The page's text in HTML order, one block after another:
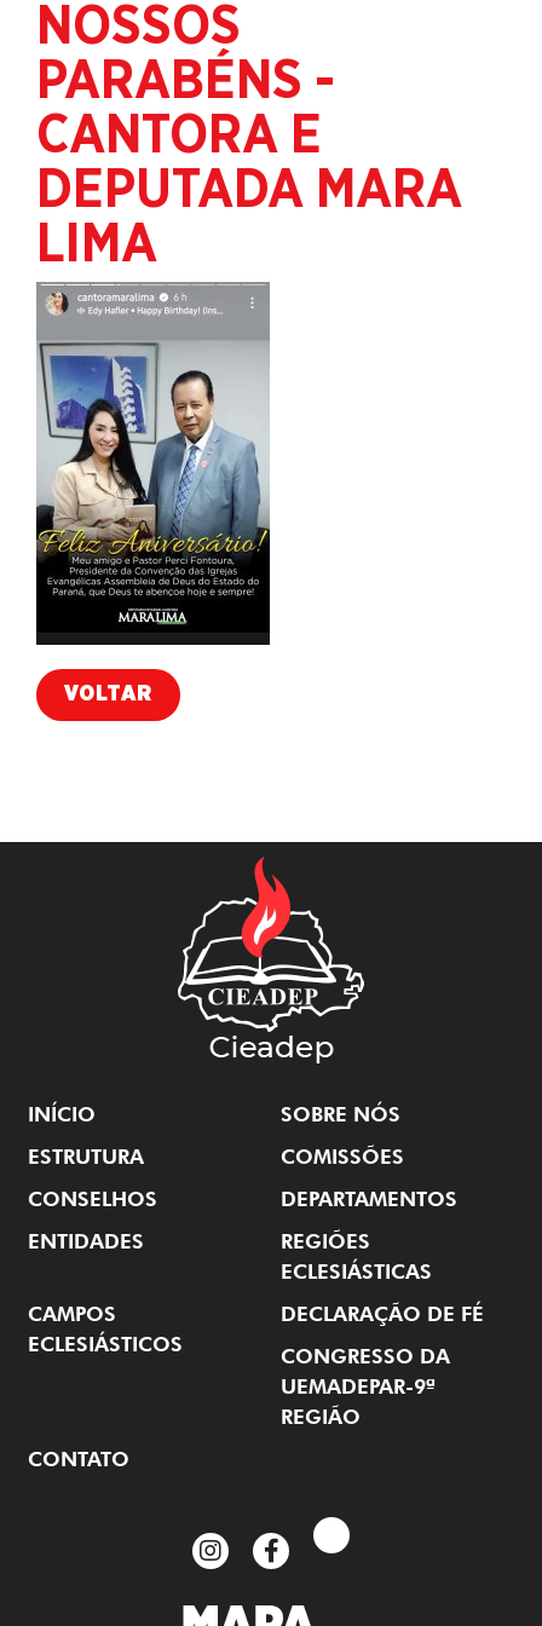
NOSSOS
PARABÉNS -
CANTORA E
DEPUTADA MARA
LIMA
VOLTAR
INÍCIO
SOBRE NÓS
ESTRUTURA
COMISSÕES
CONSELHOS
DEPARTAMENTOS
ENTIDADES
REGIÕES
ECLESIÁSTICAS
CAMPOS
ECLESIÁSTICOS
DECLARAÇÃO DE FÉ
CONGRESSO DA
UEMADEPAR-9ª
REGIÃO
CONTATO